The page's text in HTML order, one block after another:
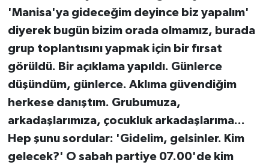
'Manisa'ya gideceğim deyince biz yapalım'
diyerek bugün bizim orada olmamız, burada
grup toplantısını yapmak için bir fırsat
görüldü. Bir açıklama yapıldı. Günlerce
düşündüm, günlerce. Aklıma güvendiğim
herkese danıştım. Grubumuza,
arkadaşlarımıza, çocukluk arkadaşlarıma...
Hep şunu sordular: 'Gidelim, gelsinler. Kim
gelecek?' O sabah partiye 07.00'de kim